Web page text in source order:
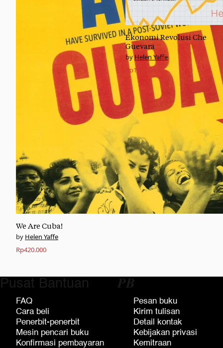
We Are Cuba!
Helen Yaffe
Rp420.000
Ekonomi Revolusi Che
Guevara
Helen Yaffe
Rp100.000
Pusat Bantuan
FAQ
Cara beli
Penerbit-penerbit
Mesin pencari buku
Konfirmasi pembayaran
𝑷𝑩
Pesan buku
Kirim tulisan
Detail kontak
Kebijakan privasi
Kemitraan